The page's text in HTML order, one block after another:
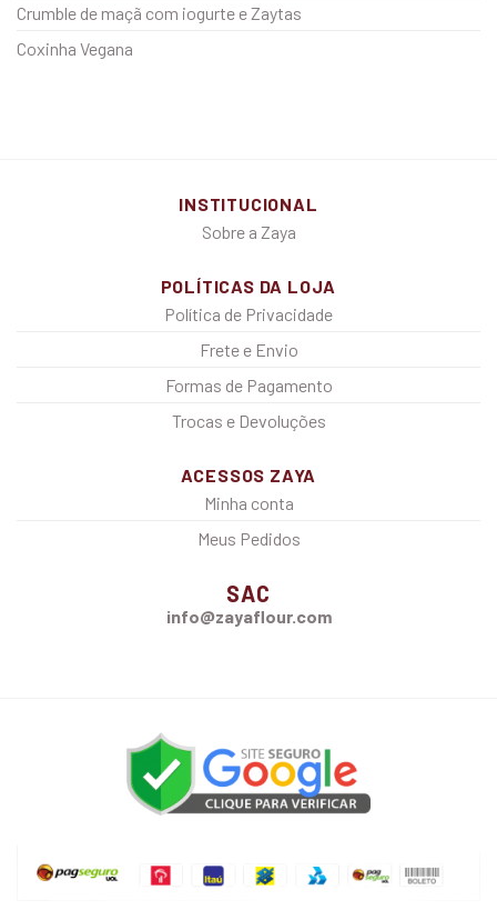
Crumble de maçã com iogurte e Zaytas
Coxinha Vegana
INSTITUCIONAL
Sobre a Zaya
POLÍTICAS DA LOJA
Política de Privacidade
Frete e Envio
Formas de Pagamento
Trocas e Devoluções
ACESSOS ZAYA
Minha conta
Meus Pedidos
SAC
info@zayaflour.com